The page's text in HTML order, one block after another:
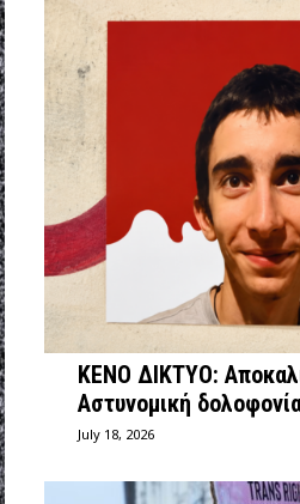
ΚΕΝΟ ΔΙΚΤΥΟ:
Αστυνομική
July 18, 2026